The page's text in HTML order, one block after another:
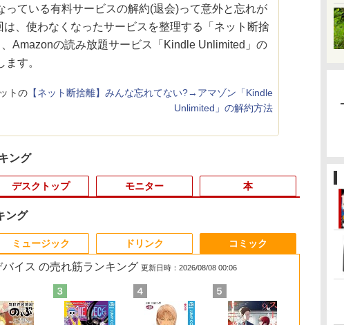
ている有料サービスの解約(退会)って意外と忘れが
は、使わなくなったサービスを整理する「ネット断捨
Amazonの読み放題サービス「Kindle Unlimited」の
す。
トの 【ネット断捨離】みんな忘れてない?→アマゾン「Kindle
Unlimited」の解約方法
ング
3 4
デスクトップ
2 3
モニター
3 4
本
3 4
ング
ミュージック ドリンク コミック
イス の売れ筋ランキング 更新日時：2026/08/08 00:06